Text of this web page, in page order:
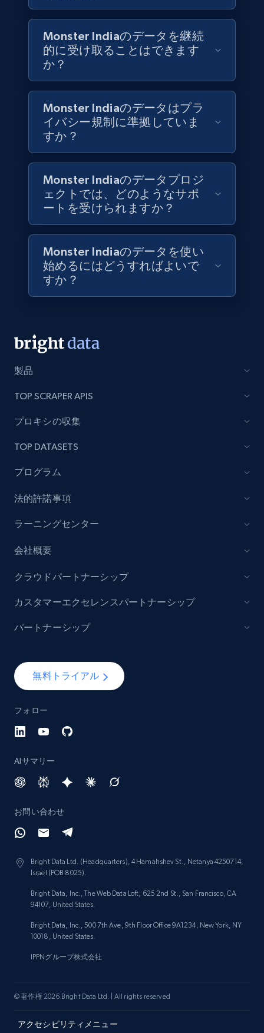
Walmart - products
URL, Final price, Sku, Currency, Gtin,
Specifications, Image urls, Top reviews, and
more.
5.6K+ 877+ 今すぐ購入
URL, Title, Available, Description, Currency, Initial
price, Final price, Discount percent, and more.
5.4K+ 668+
Employees business enriched dataset
URL, Profile url, Linkedin num id, Avatar, Profile
connections, and more.
Business
YouTube - Channels
image, Name, Subscribers, Description, and
508+
Post id, URL, User posted, Title, Description,
Num comments, Date posted, Community
name, and more.
Social media
4.5K+ 432+ 今すぐ購入
ID, Company, Ratings overall, Details size,
Company type, and more.
4.3K+ 381+
Monster Indiaのデータを継続
的に受け取ることはできます
か？
Monster Indiaのデータはプラ
イバシー規制に準拠していま
すか？
Monster Indiaのデータプロジ
ェクトでは、どのようなサポ
ートを受けられますか？
Monster Indiaのデータを使い
始めるにはどうすればよいで
すか？
製品
TOP SCRAPER APIS
プロキシの収集
TOP DATASETS
プログラム
法的許諾事項
ラーニングセンター
会社概要
無料トライアル
フォロー
AIサマリー
お問い合わせ
Bright Data Ltd. (Headquarters), 4 Hamahshev St., Netanya 4250714,
Israel (POB 8025).
Bright Data, Inc., The Web Data Loft, 625 2nd St., San Francisco, CA
94107, United States.
Bright Data, Inc., 500 7th Ave, 9th Floor Office 9A1234, New York, NY
10018, United States.
IPPNグループ株式会社
クラウドパートナーシップ
カスタマーエクセレンスパートナーシップ
パートナーシップ
アクセシビリティメニュー
© 著作権 2026 Bright Data Ltd. | All rights reserved